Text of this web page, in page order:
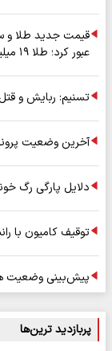
عبور کرد؛ طلا ۱۹ میلیون تومان شد + جدول
تسنیم: ربایش و
آخرین وضعیت
دلایل پارگی رگ
توقیف کامیون با راننده ۸
پیش‌بینی وضعیت
پربازدید ترین‌ها